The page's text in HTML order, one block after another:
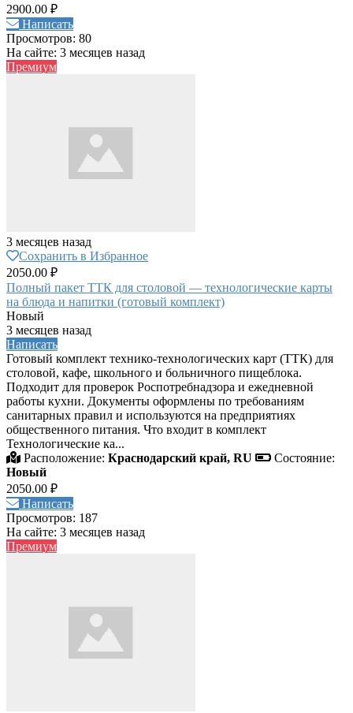
2900.00 ₽
Написать
Просмотров: 80
На сайте: 3 месяцев назад
Премиум
3 месяцев назад
Сохранить в Избранное
2050.00 ₽
Полный пакет ТТК для столовой — технологические карты
на блюда и напитки (готовый комплект)
Новый
3 месяцев назад
Написать
Готовый комплект технико-технологических карт (ТТК) для
столовой, кафе, школьного и больничного пищеблока.
Подходит для проверок Роспотребнадзора и ежедневной
работы кухни. Документы оформлены по требованиям
санитарных правил и используются на предприятиях
общественного питания. Что входит в комплект
Технологические ка...
Расположение: Краснодарский край, RU
Состояние:
Новый
2050.00 ₽
Написать
Просмотров: 187
На сайте: 3 месяцев назад
Премиум